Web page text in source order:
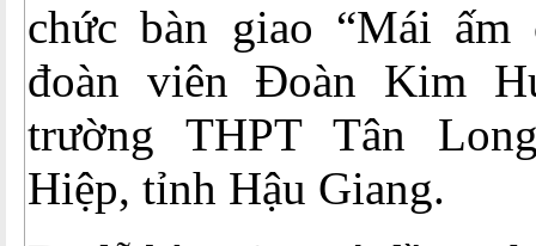
chức bàn giao “Mái ấm
đoàn viên Đoàn Kim
trường THPT Tân
Hiệp, tỉnh Hậu Giang.